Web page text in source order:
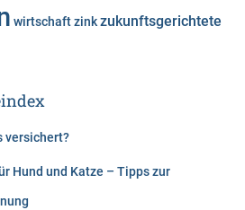
wirtschaftzinkzukunftsgerichtete
versichert?
Hund und Katze – Tipps zur